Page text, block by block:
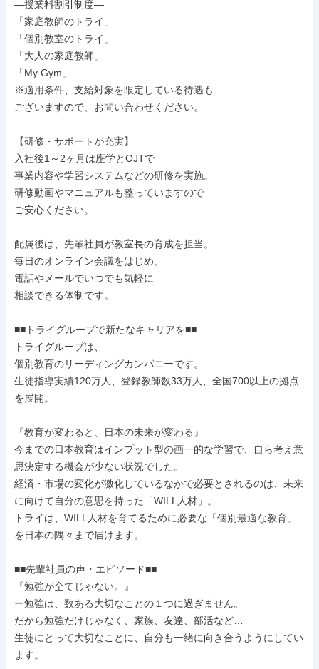
―授業料割引制度―
「家庭教師のトライ」
「個別教室のトライ」
「大人の家庭教師」
「My Gym」
※適用条件、支給対象を限定している待遇も
ございますので、お問い合わせください。
【研修・サポートが充実】
入社後1～2ヶ月は座学とOJTで
事業内容や学習システムなどの研修を実施。
研修動画やマニュアルも整っていますので
ご安心ください。
配属後は、先輩社員が教室長の育成を担当。
毎日のオンライン会議をはじめ、
電話やメールでいつでも気軽に
相談できる体制です。
■■トライグループで新たなキャリアを■■
トライグループは、
個別教育のリーディングカンパニーです。
生徒指導実績120万人、登録教師数33万人、全国700以上の拠点
を展開。
『教育が変わると、日本の未来が変わる』
今までの日本教育はインプット型の画一的な学習で、自ら考え意
思決定する機会が少ない状況でした。
経済・市場の変化が激化しているなかで必要とされるのは、未来
に向けて自分の意思を持った「WILL人材」。
トライは、WILL人材を育てるために必要な「個別最適な教育」
を日本の隅々まで届けます。
■■先輩社員の声・エピソード■■
『勉強が全てじゃない。』
ー勉強は、数ある大切なことの１つに過ぎません。
だから勉強だけじゃなく、家族、友達、部活など…
生徒にとって大切なことに、自分も一緒に向き合うようにしてい
ます。